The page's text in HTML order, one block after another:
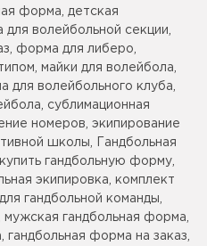
форма, детская
волейбольной секции,
форма для либеро,
майки для волейбола,
для волейбольного клуба,
сублимационная
номеров, экипирование
школы, Гандбольная
гандбольную форму,
экипировка, комплект
гандбольной команды,
гандбольная форма,
форма на заказ,